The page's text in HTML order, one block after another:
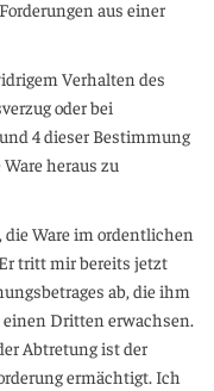
aus einer
Verhalten des
oder bei
4 dieser Bestimmung
heraus zu
Ware im ordentlichen
tritt mir bereits jetzt
ab, die ihm
Dritten erwachsen.
Abtretung ist der
ermächtigt. Ich